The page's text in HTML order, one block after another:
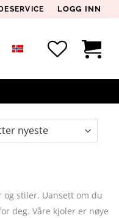
LOGG INN
stiler. Uansett om du
deg. Våre kjoler er nøye